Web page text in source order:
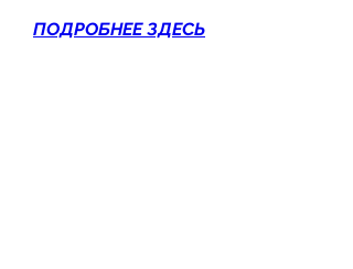
ПОДРОБНЕЕ ЗДЕСЬ